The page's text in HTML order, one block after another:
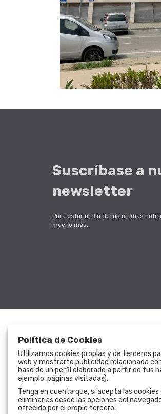
Suscríbase a
newsletter
Para estar al día de las últimas
mucho más.
Subastas
Subastas
Histórico
Política de Cookies
Utilizamos cookies propias y de terceros
web y mostrarte publicidad relacionada
base de un perfil elaborado a partir de tus
ejemplo, páginas visitadas).
Tenga en cuenta que, si acepta las
eliminarlas desde las opciones del
ofrecido por el propio tercero.